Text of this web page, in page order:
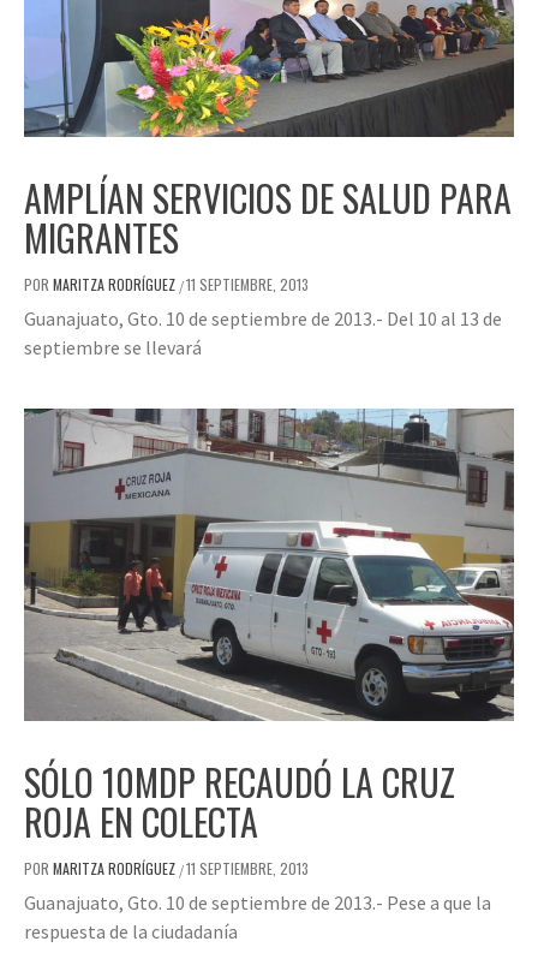
AMPLÍAN SERVICIOS DE SALUD PARA
MIGRANTES
POR MARITZA RODRÍGUEZ /11 SEPTIEMBRE, 2013
Guanajuato, Gto. 10 de septiembre de 2013.- Del 10 al 13 de
septiembre se llevará
SÓLO 10MDP RECAUDÓ LA CRUZ
ROJA EN COLECTA
POR MARITZA RODRÍGUEZ /11 SEPTIEMBRE, 2013
Guanajuato, Gto. 10 de septiembre de 2013.- Pese a que la
respuesta de la ciudadanía